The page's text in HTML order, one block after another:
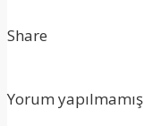
Share
Yorum yapılmamış